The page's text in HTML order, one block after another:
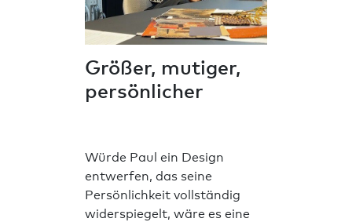
Größer, mutiger,
persönlicher
Würde Paul ein Design
entwerfen, das seine
Persönlichkeit vollständig
widerspiegelt, wäre es eine